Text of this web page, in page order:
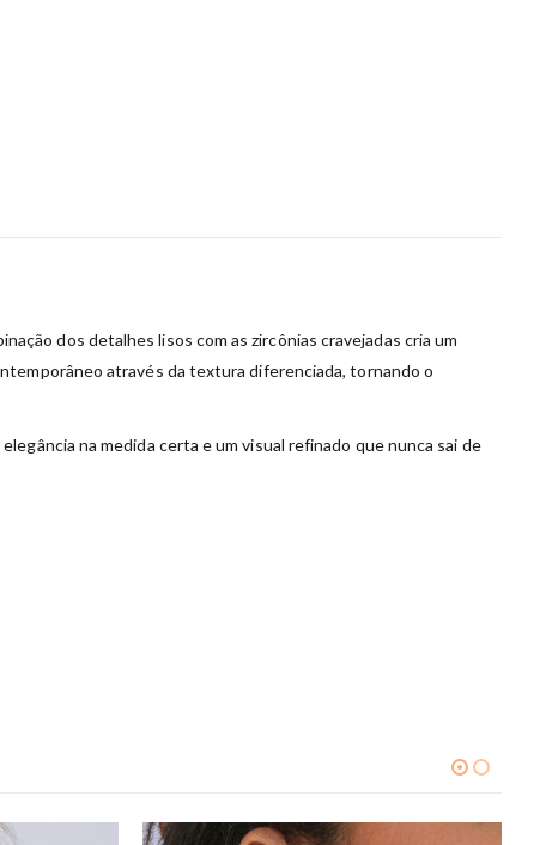
dos detalhes lisos com as zircônias cravejadas cria um
através da textura diferenciada, tornando o
na medida certa e um visual refinado que nunca sai de